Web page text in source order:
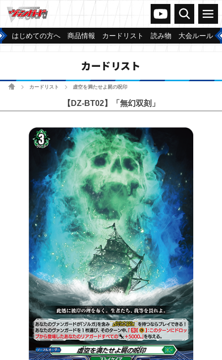
ヴァンガードch
検索 メニュー
はじめての方へ 商品情報 カードリスト 読み物 大会ルール
カードリスト
ホームカードリスト 虚空を満たせよ屍の呪印
【DZ-BT02】「無幻双刻」